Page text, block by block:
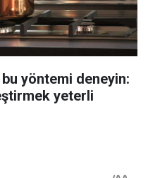
yöntemi deneyin:
yeterli